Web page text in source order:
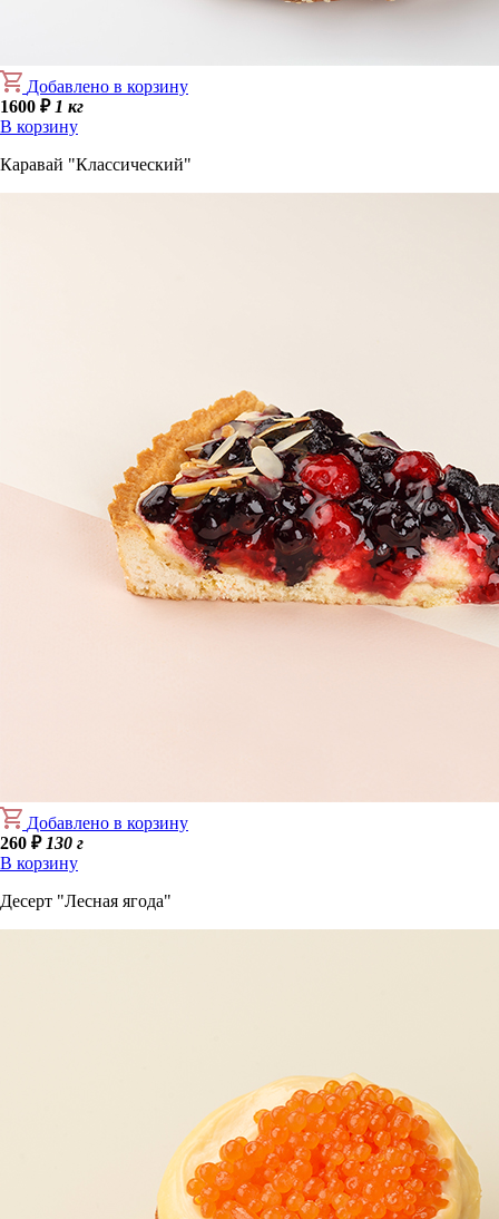
Добавлено в корзину
1600 ₽ 1 кг
В корзину
Каравай "Классический"
Добавлено в корзину
260 ₽ 130 г
В корзину
Десерт "Лесная ягода"